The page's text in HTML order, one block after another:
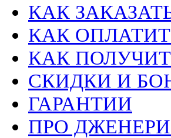
КАК
КАК
КАК
СКИДКИ И
ГАРАНТИИ
ПРО